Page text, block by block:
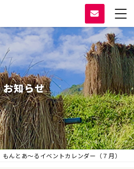
お知らせ
もんとあ～るイベントカレンダー（７月）